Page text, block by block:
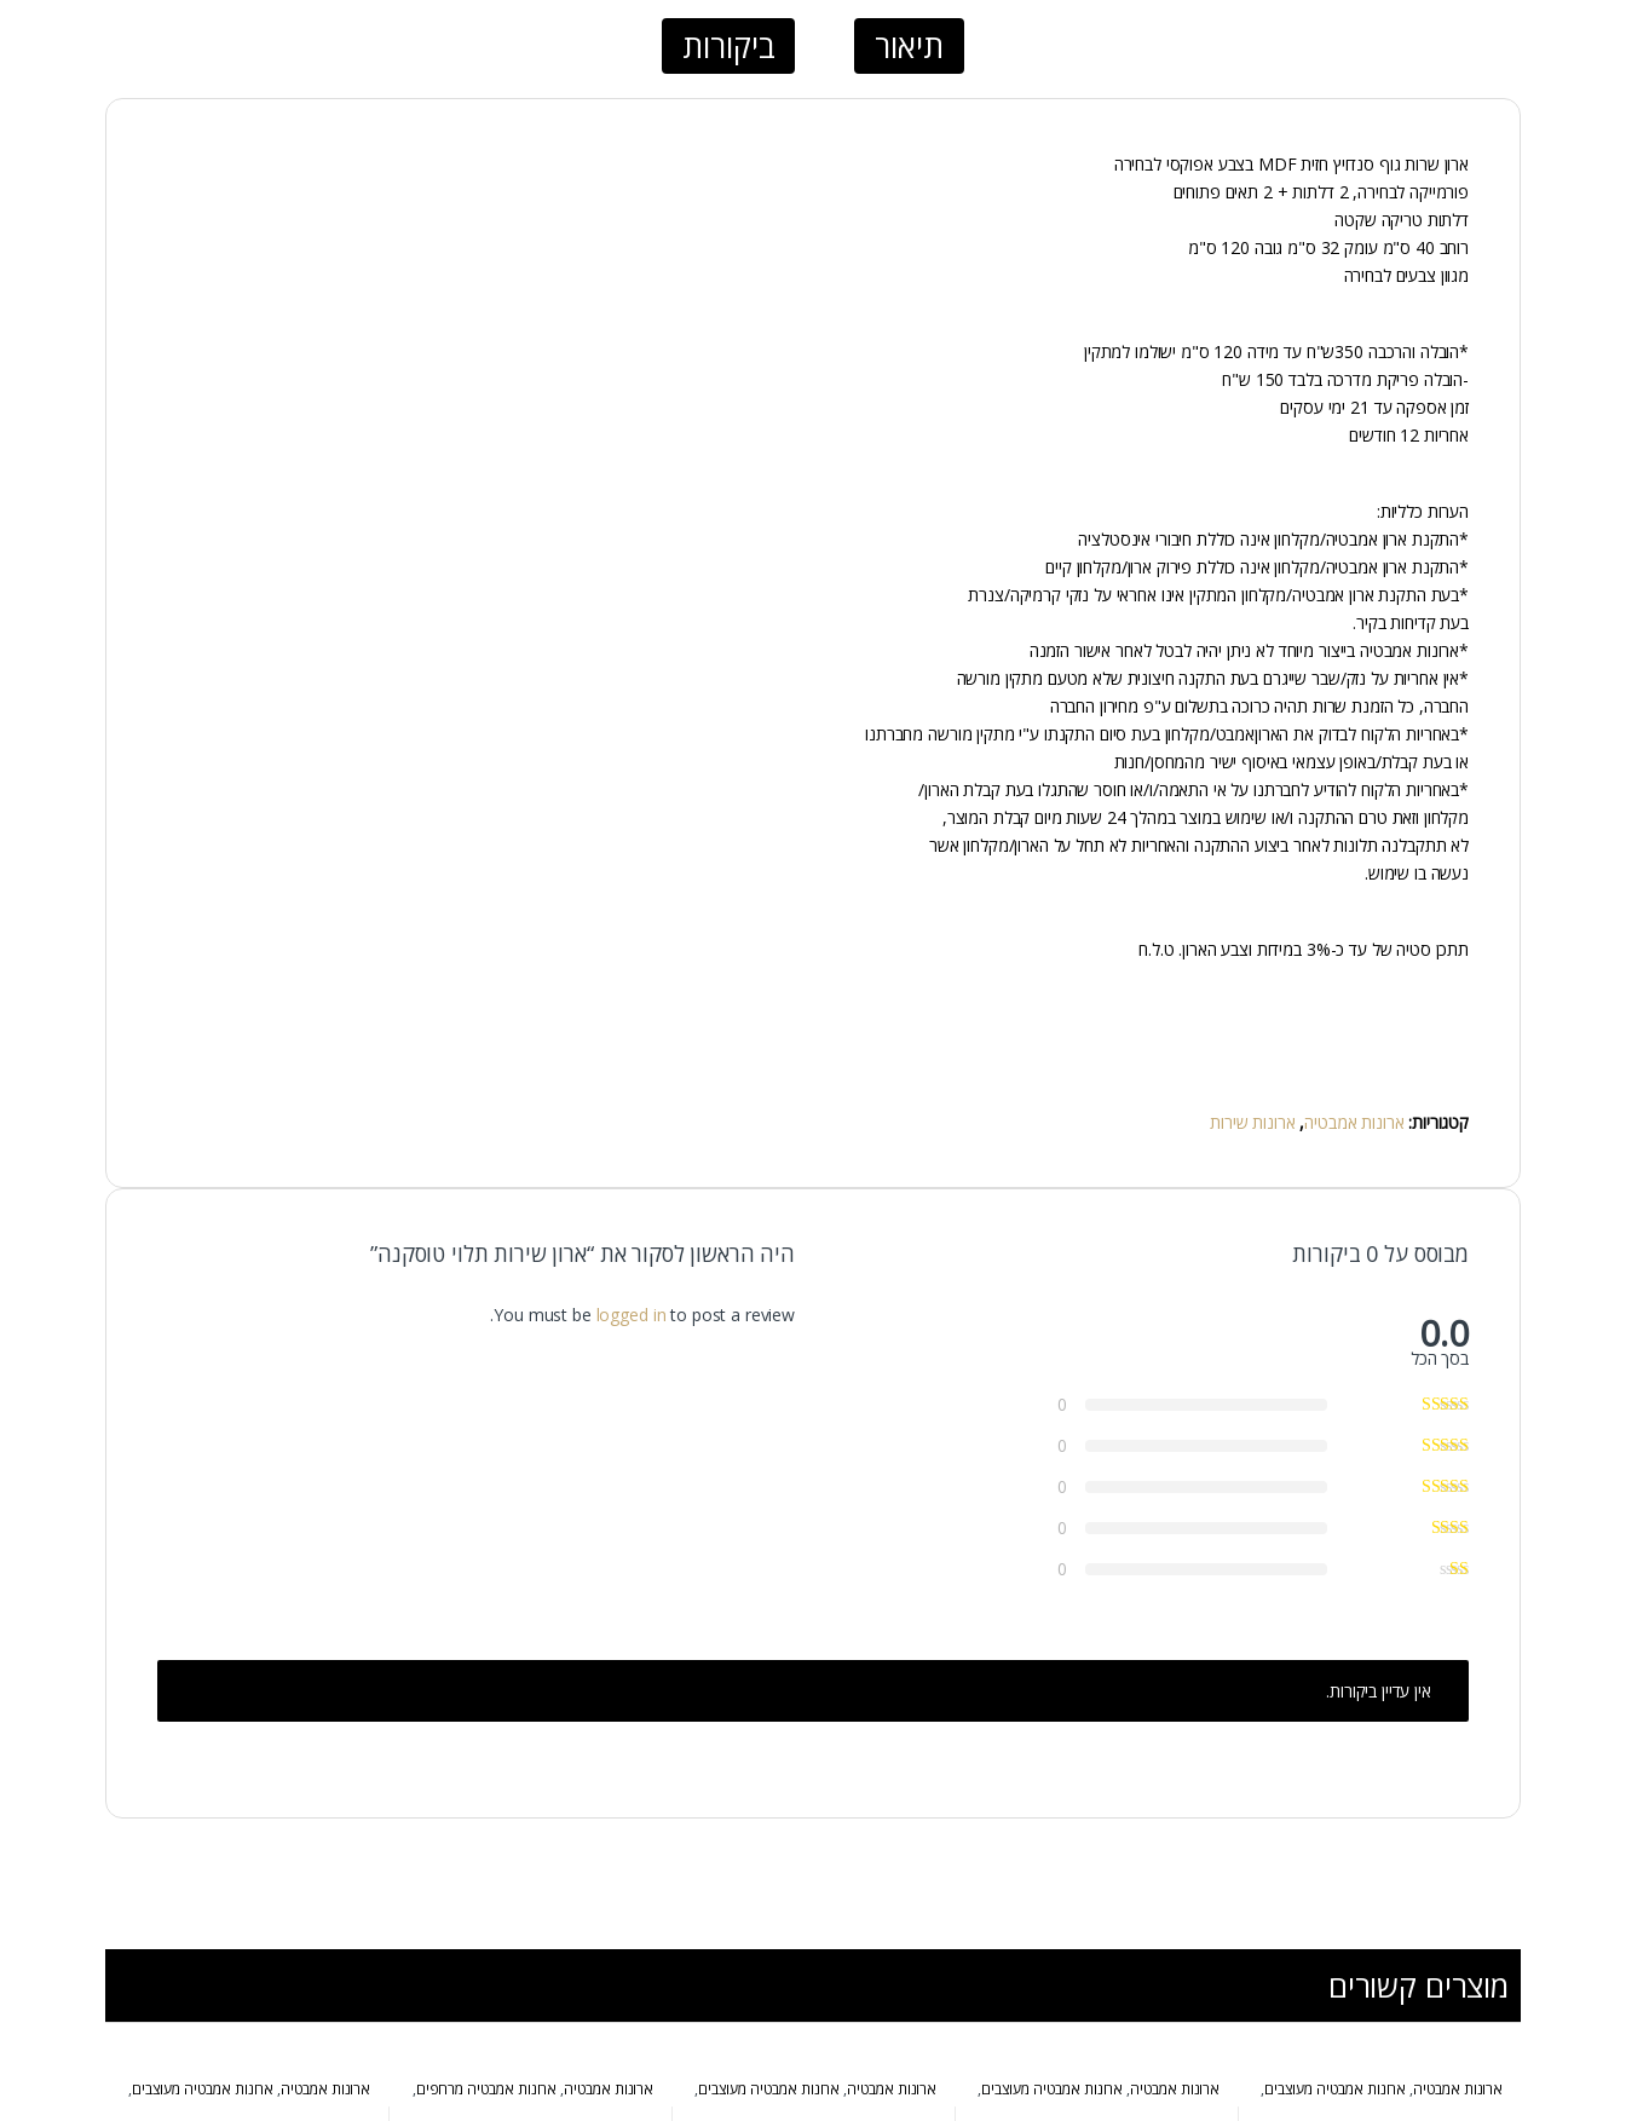
תיאור ביקורות
ארון שרות גוף סנדויץ חזית MDF בצבע אפוקסי לבחירה
פורמייקה לבחירה, 2 דלתות + 2 תאים פתוחים
דלתות טריקה שקטה
רוחב 40 ס"מ עומק 32 ס"מ גובה 120 ס"מ
מגוון צבעים לבחירה
*הובלה והרכבה 350ש"ח עד מידה 120 ס"מ ישולמו למתקין
-הובלה פריקת מדרכה בלבד 150 ש"ח
זמן אספקה עד 21 ימי עסקים
אחריות 12 חודשים
הערות כלליות:
*התקנת ארון אמבטיה/מקלחון אינה כוללת חיבורי אינסטלציה
*התקנת ארון אמבטיה/מקלחון אינה כוללת פירוק ארון/מקלחון קיים
*בעת התקנת ארון אמבטיה/מקלחון המתקין אינו אחראי על נזקי קרמיקה/צנרת
בעת קדיחות בקיר.
*ארונות אמבטיה בייצור מיוחד לא ניתן יהיה לבטל לאחר אישור הזמנה
*אין אחריות על נזק/שבר שייגרם בעת התקנה חיצונית שלא מטעם מתקין מורשה
החברה, כל הזמנת שרות תהיה כרוכה בתשלום ע"פ מחירון החברה
*באחריות הלקוח לבדוק את הארוןאמבט/מקלחון בעת סיום התקנתו ע"י מתקין מורשה מחברתנו
או בעת קבלת/באופן עצמאי באיסוף ישיר מהמחסן/חנות
*באחריות הלקוח להודיע לחברתנו על אי התאמה/ו/או חוסר שהתגלו בעת קבלת הארון/
מקלחון וזאת טרם ההתקנה ו/או שימוש במוצר במהלך 24 שעות מיום קבלת המוצר,
לא תתקבלנה תלונות לאחר ביצוע ההתקנה והאחריות לא תחל על הארון/מקלחון אשר
נעשה בו שימוש.
תתכן סטיה של עד כ-3% במידות וצבע הארון. ט.ל.ח
קטגוריות: ארונות אמבטיה, ארונות שירות
מבוסס על 0 ביקורות
0.0
בסך הכל
0
0
0
0
0
היה הראשון לסקור את “ארון שירות תלוי טוסקנה”
You must be logged into post a review.
אין עדיין ביקורות.
מוצרים קשורים
ארונות אמבטיה, ארונות אמבטיה מעוצבים,
ארונות אמבטיה מרחפים
ארונות אמבטיה, ארונות אמבטיה מעוצבים,
ארונות אמבטיה מרחפים
ארונות אמבטיה, ארונות אמבטיה מעוצבים,
ארונות אמבטיה מרחפים
ארונות אמבטיה, ארונות אמבטיה מרחפים,
ארונות אמבטיה קטנים
ארונות אמבטיה, ארונות אמבטיה מעוצבים,
ארונות אמבטיה מרחפים